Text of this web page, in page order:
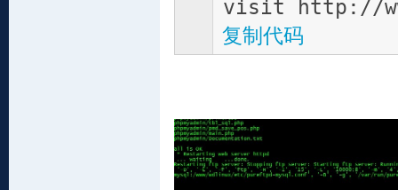
visit http://
复制代码